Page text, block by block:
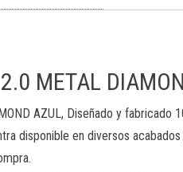
METAL
AZUL, Diseñado y fabricado
disponible en diversos